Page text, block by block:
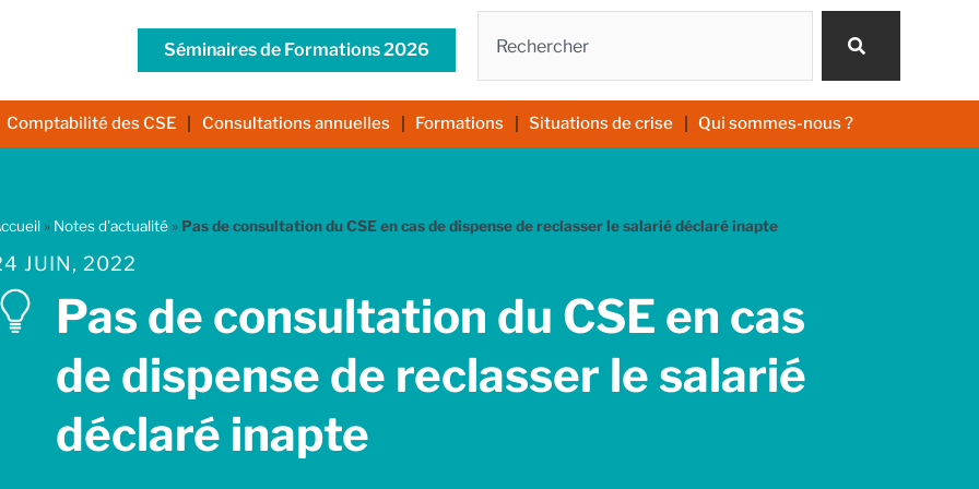
Séminaires de Formations 2026
Comptabilité des CSE Consultations annuelles Formations Situations de crise Qui sommes-nous ?
» Notes d'actualité» Pas de consultation du CSE en cas de dispense de reclasser le salarié déclaré inapte
JUIN, 2022
Pas de consultation du CSE en cas
de dispense de reclasser le salarié
déclaré inapte